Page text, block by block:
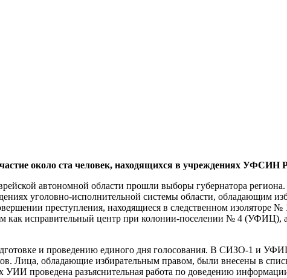
около ста человек, находящихся в учреждениях УФСИН
автономной области прошли выборы губернатора
уголовно-исполнительной системы области, обладающим
преступления, находящиеся в следственном
исправительный центр при колонии-поселении № 4 (УФИЦ), а
и проведению единого дня голосования. В СИЗО-1 и
Лица, обладающие избирательным правом, были внесены в
проведена разъяснительная работа по доведению